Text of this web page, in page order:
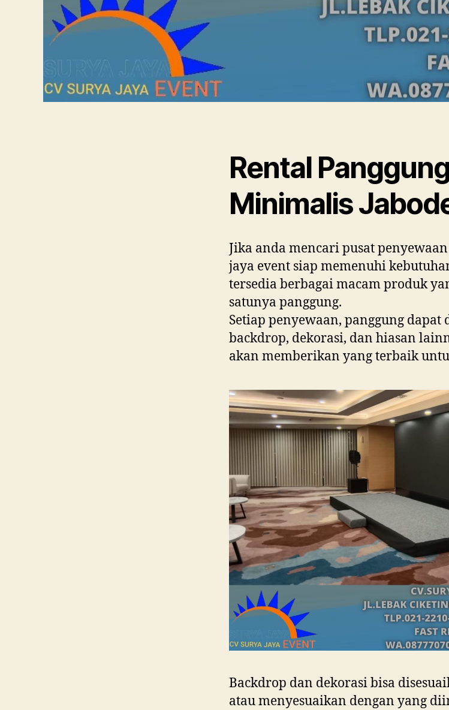
Rental
Minimalis
Jika anda mencari pusat
jaya event siap memenuhi
tersedia berbagai macam produk
satunya panggung.
Setiap penyewaan, panggung dapat
backdrop, dekorasi, dan hiasan
akan memberikan yang terbaik
Backdrop dan dekorasi bisa
atau menyesuaikan dengan yang